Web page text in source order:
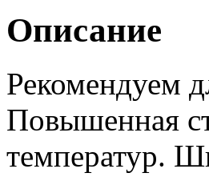
Описание
Рекомендуем
Повышенная
температур.